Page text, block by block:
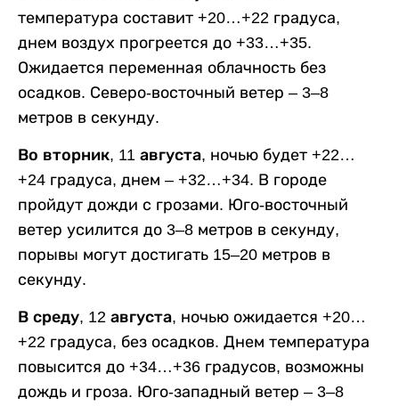
температура составит +20…+22 градуса,
днем воздух прогреется до +33…+35.
Ожидается переменная облачность без
осадков. Северо-восточный ветер – 3–8
метров в секунду.
Во вторник, 11 августа, ночью будет +22…
+24 градуса, днем – +32…+34. В городе
пройдут дожди с грозами. Юго-восточный
ветер усилится до 3–8 метров в секунду,
порывы могут достигать 15–20 метров в
секунду.
В среду, 12 августа, ночью ожидается +20…
+22 градуса, без осадков. Днем температура
повысится до +34…+36 градусов, возможны
дождь и гроза. Юго-западный ветер – 3–8